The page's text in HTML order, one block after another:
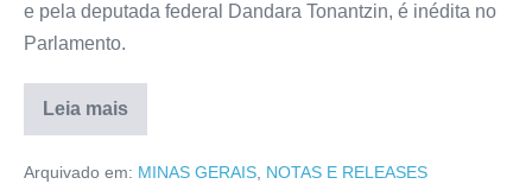
e pela deputada federal Dandara Tonantzin, é inédita no
Parlamento.
Leia mais
Arquivado em: MINAS GERAIS NOTAS E RELEASES